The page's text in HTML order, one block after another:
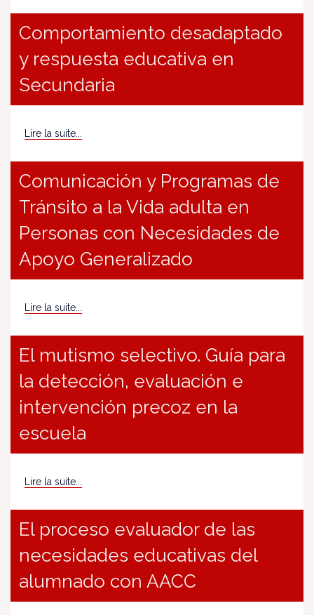
Comportamiento desadaptado
y respuesta educativa en
Secundaria
Lire la suite...
Comunicación y Programas de
Tránsito a la Vida adulta en
Personas con Necesidades de
Apoyo Generalizado
Lire la suite...
El mutismo selectivo. Guía para
la detección, evaluación e
intervención precoz en la
escuela
Lire la suite...
El proceso evaluador de las
necesidades educativas del
alumnado con AACC